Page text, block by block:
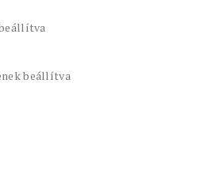
beállítva